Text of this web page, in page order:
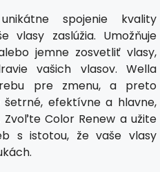
spojenie kvality
vlasy zaslúžia. Umožňuje
jemne zosvetliť vlasy,
vašich vlasov. Wella
pre zmenu, a preto
efektívne a hlavne,
Color Renew a užite
s istotou, že vaše vlasy